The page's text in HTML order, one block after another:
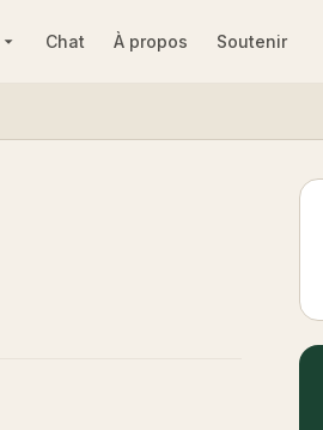
Chat À propos Soutenir